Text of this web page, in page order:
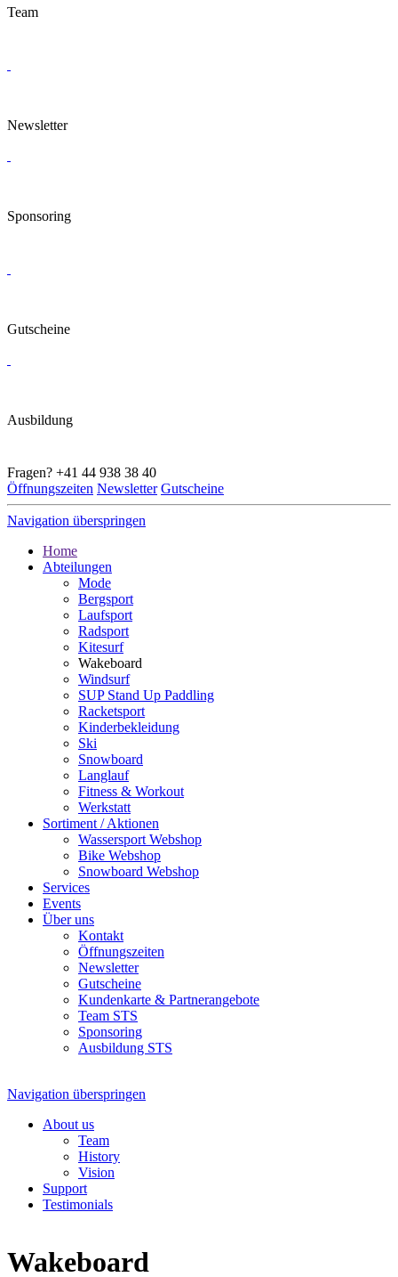
Team
Newsletter
Sponsoring
Gutscheine
Ausbildung
Fragen? +41 44 938 38 40
Öffnungszeiten Newsletter Gutscheine
Navigation überspringen
Home
Abteilungen
Mode
Bergsport
Laufsport
Radsport
Kitesurf
Wakeboard
Windsurf
SUP Stand Up Paddling
Racketsport
Kinderbekleidung
Ski
Snowboard
Langlauf
Fitness & Workout
Werkstatt
Sortiment / Aktionen
Wassersport Webshop
Bike Webshop
Snowboard Webshop
Services
Events
Über uns
Kontakt
Öffnungszeiten
Newsletter
Gutscheine
Kundenkarte & Partnerangebote
Team STS
Sponsoring
Ausbildung STS
Navigation überspringen
About us
Team
History
Vision
Support
Testimonials
Wakeboard